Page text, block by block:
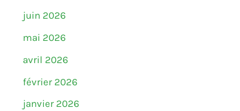
juin 2026
mai 2026
avril 2026
février 2026
janvier 2026